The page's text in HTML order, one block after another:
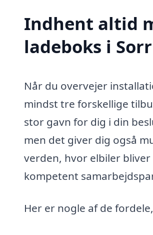
Indhent altid
ladeboks i
Når du overvejer
mindst tre forskellige
stor gavn for dig i din
men det giver dig også
verden, hvor elbiler
kompetent
Her er nogle af de